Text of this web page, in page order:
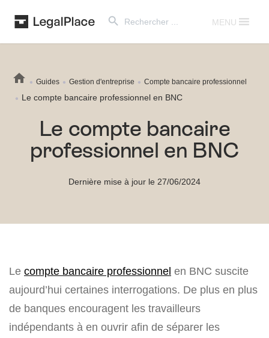
for:
MENU
Guides Gestion d'entreprise Compte bancaire professionnel
Le compte bancaire professionnel en BNC
Le compte bancaire
professionnel en BNC
Dernière mise à jour le 27/06/2024
Le compte bancaire professionnel en BNC suscite
aujourd’hui certaines interrogations. De plus en plus
de banques encouragent les travailleurs
indépendants à en ouvrir afin de séparer les